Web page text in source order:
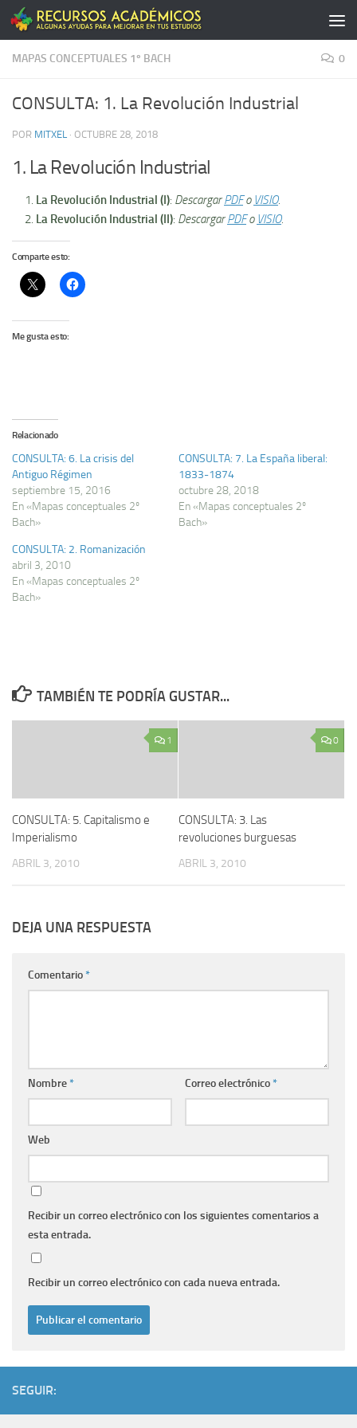
Saltar al contenido
MAPAS CONCEPTUALES 1º BACH 0
CONSULTA: 1. La Revolución Industrial
POR MITXEL · OCTUBRE 28, 2018
1. La Revolución Industrial
La Revolución Industrial (I): DescargarPDFo VISIO.
La Revolución Industrial (II): DescargarPDFo VISIO.
Comparte esto:
Me gusta esto:
Relacionado
CONSULTA: 6. La crisis del
Antiguo Régimen
septiembre 15, 2016
En «Mapas conceptuales 2º
Bach»
CONSULTA: 7. La España liberal:
1833-1874
octubre 28, 2018
En «Mapas conceptuales 2º
Bach»
CONSULTA: 2. Romanización
abril 3, 2010
En «Mapas conceptuales 2º
Bach»
TAMBIÉN TE PODRÍA GUSTAR...
1
CONSULTA: 5. Capitalismo e
Imperialismo
ABRIL 3, 2010
0
CONSULTA: 3. Las
revoluciones burguesas
ABRIL 3, 2010
DEJA UNA RESPUESTA
Comentario*
Nombre* Correo electrónico*
Web
Recibir un correo electrónico con los siguientes comentarios a
esta entrada.
Recibir un correo electrónico con cada nueva entrada.
SEGUIR: